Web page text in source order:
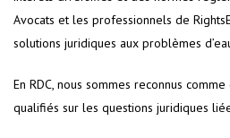
Avocats et les professionnels de
solutions juridiques aux problèmes
En RDC, nous sommes reconnus
qualifiés sur les questions juridiques